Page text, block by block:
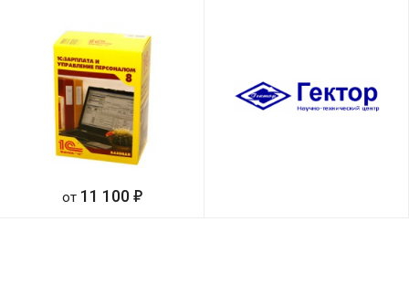
от 11 100 е